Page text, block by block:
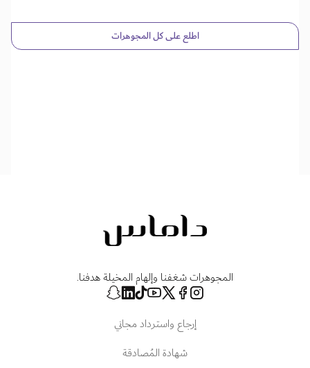
اطلع على كل المجوهرات
المجوهرات شغفنا وإلهام المخيلة هدفنا.
إرجاع واسترداد مجاني
شهادة المُصادقة